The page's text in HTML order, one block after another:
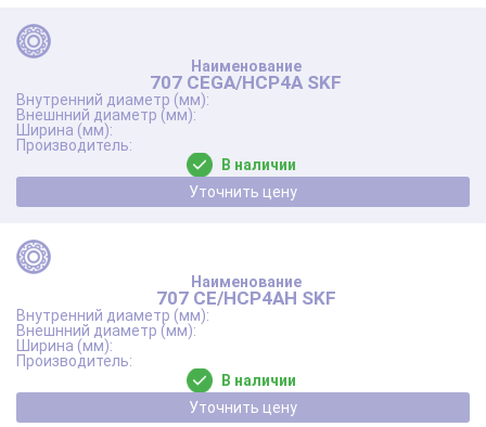
707 CEGA/HCP4A SKF
В наличии
Уточнить цену
707 CE/HCP4AH SKF
В наличии
Уточнить цену